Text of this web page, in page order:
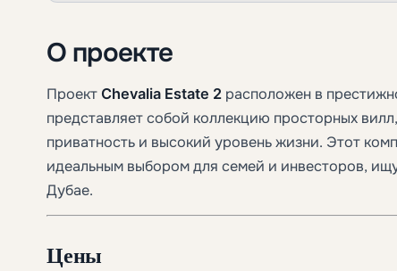
О проекте
Проект Chevalia Estate 2 расположен в
представляет собой коллекцию просторных
приватность и высокий уровень жизни. Этот
идеальным выбором для семей и инвесторов,
Дубае.
Цены